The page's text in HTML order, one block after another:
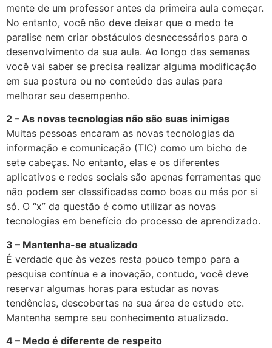
mente de um professor antes da primeira aula começar.
No entanto, você não deve deixar que o medo te
paralise nem criar obstáculos desnecessários para o
desenvolvimento da sua aula. Ao longo das semanas
você vai saber se precisa realizar alguma modificação
em sua postura ou no conteúdo das aulas para
melhorar seu desempenho.
2 – As novas tecnologias não são suas inimigas
Muitas pessoas encaram as novas tecnologias da
informação e comunicação (TIC) como um bicho de
sete cabeças. No entanto, elas e os diferentes
aplicativos e redes sociais são apenas ferramentas que
não podem ser classificadas como boas ou más por si
só. O “x” da questão é como utilizar as novas
tecnologias em benefício do processo de aprendizado.
3 – Mantenha-se atualizado
É verdade que às vezes resta pouco tempo para a
pesquisa contínua e a inovação, contudo, você deve
reservar algumas horas para estudar as novas
tendências, descobertas na sua área de estudo etc.
Mantenha sempre seu conhecimento atualizado.
4 – Medo é diferente de respeito